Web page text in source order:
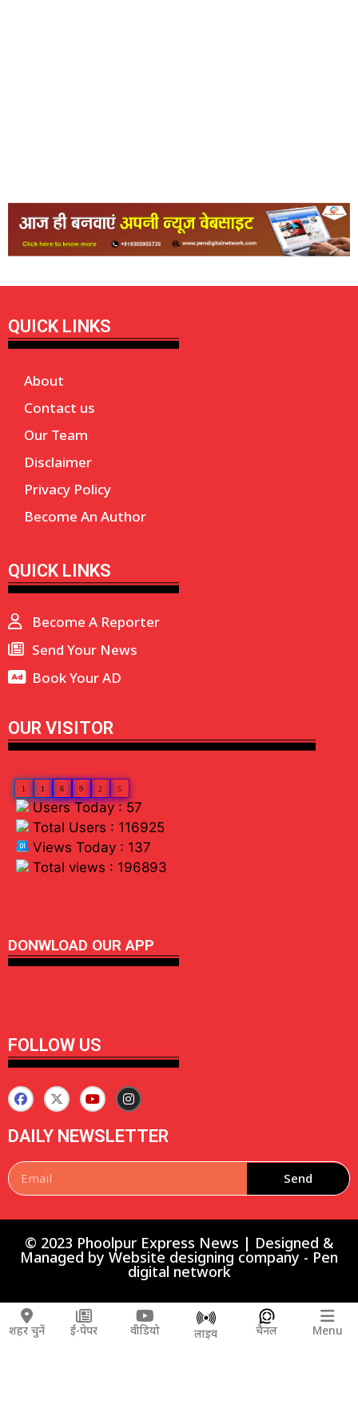
QUICK LINKS
About
Contact us
Our Team
Disclaimer
Privacy Policy
Become An Author
QUICK LINKS
Become A Reporter
Send Your News
Book Your AD
OUR VISITOR
1 1 6 9 2 5
Users Today : 57
Total Users : 116925
Views Today : 137
Total views : 196893
DONWLOAD OUR APP
FOLLOW US
DAILY NEWSLETTER
Send
© 2023 Phoolpur Express News | Designed &
Managed by Website designing company - Pen
digital network
शहर चुनें ई-पेपर वीडियो लाइव चैनल Menu